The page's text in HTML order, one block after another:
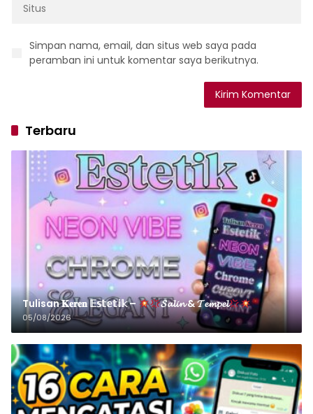
Simpan nama, email, dan situs web saya pada
peramban ini untuk komentar saya berikutnya.
Terbaru
Tulisan 𝐊𝐞𝐫𝐞𝐧 𝔼𝕤𝕥𝕖𝕥𝕚𝕜 – 𝓢𝓪𝓵𝓲𝓷 & 𝓣𝓮𝓶𝓹𝓮𝓵
05/08/2026